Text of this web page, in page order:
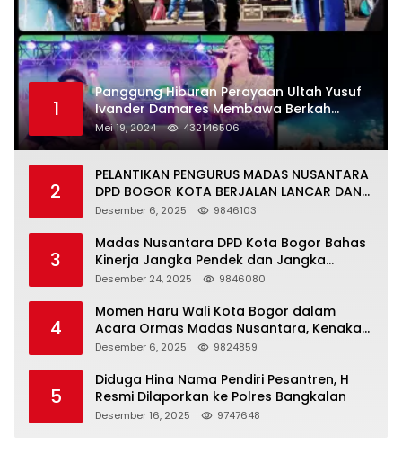
1
Panggung Hiburan Perayaan Ultah Yusuf
Ivander Damares Membawa Berkah
Warga Kejapanan
Mei 19, 2024 432146506
2
PELANTIKAN PENGURUS MADAS NUSANTARA
DPD BOGOR KOTA BERJALAN LANCAR DAN
KHIDMAT
Desember 6, 2025 9846103
3
Madas Nusantara DPD Kota Bogor Bahas
Kinerja Jangka Pendek dan Jangka
Panjang
Desember 24, 2025 9846080
4
Momen Haru Wali Kota Bogor dalam
Acara Ormas Madas Nusantara, Kenakan
Peci Hitam Tinggi sebagai Simbol
Desember 6, 2025 9824859
5
Diduga Hina Nama Pendiri Pesantren, H
Resmi Dilaporkan ke Polres Bangkalan
Desember 16, 2025 9747648